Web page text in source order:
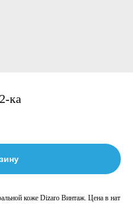
ка
коже Dizaro Винтаж. Цена в нат